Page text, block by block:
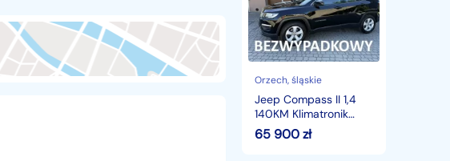
1,4
140KM
Klimatronik
Navi
Kamera
Seriw
Koła
lato+zima
Orzech, śląskie
Jeep Compass II 1,4
140KM Klimatronik
Navi Kamera Seriw
Koła lato+zima
65 900zł